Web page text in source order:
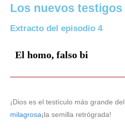
Los nuevos testigos
Extracto del episodio 4
El homo, falso bi
¡Dios es el testículo más grande
milagrosa¡la semilla retrógrada!